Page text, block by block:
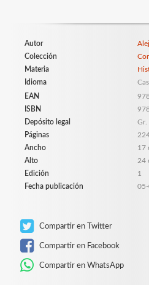
Autor
Colección
Materia
Idioma
EAN
ISBN
Depósito legal
Gr.
Páginas
Ancho
17
Alto
24
Edición
1
Fecha publicación
Compartir en Twitter
Compartir en Facebook
Compartir en WhatsApp